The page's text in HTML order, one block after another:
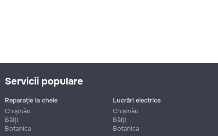
Servicii populare
Reparație la cheie
Chișinău
Bălți
Botanica
Lucrări electrice
Chișinău
Bălți
Botanica